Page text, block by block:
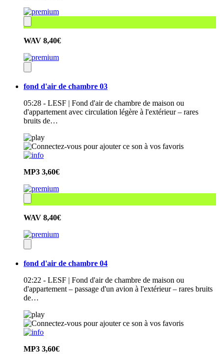
WAV 8,40€
fond d'air de chambre 03
05:28 - LESF | Fond d'air de chambre de maison ou
d'appartement avec circulation légère à l'extérieur – rares
bruits de…
MP3 3,60€
WAV 8,40€
fond d'air de chambre 04
02:22 - LESF | Fond d'air de chambre de maison ou
d'appartement – passage d'un avion à l'extérieur – rares bruits
de…
MP3 3,60€